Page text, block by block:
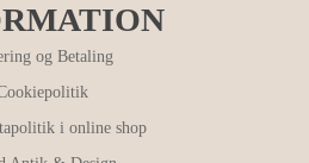
og Betaling
i online shop